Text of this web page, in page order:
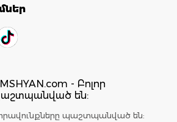
- Բոլոր
են:
իրավունքները պաշտպանված են: